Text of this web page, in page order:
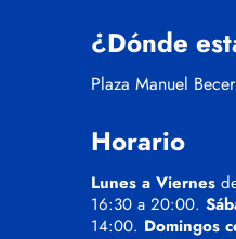
¿Dónde
Plaza Manuel
Horario
Lunes a Viernes
16:30 a 20:00.
14:00. Domingos